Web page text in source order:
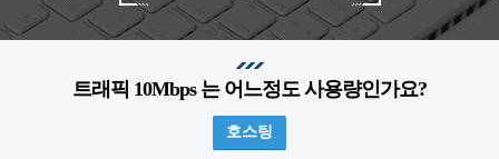
트래픽 10Mbps 는 어느정도 사용량인가요?
호스팅